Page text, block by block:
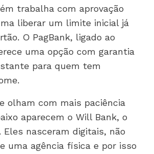
trabalha com aprovação
liberar um limite inicial já
O PagBank, ligado ao
uma opção com garantia
para quem tem
olham com mais paciência
aparecem o Will Bank, o
Eles nasceram digitais, não
uma agência física e por isso